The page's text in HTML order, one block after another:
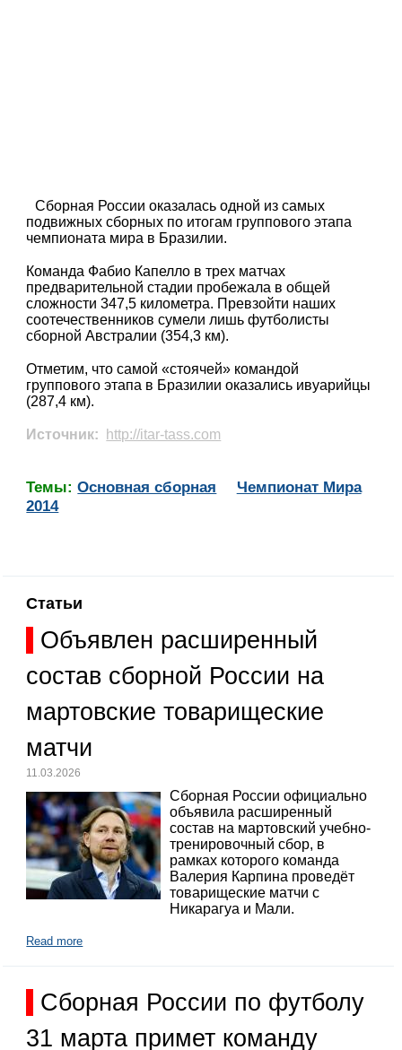
Сборная России оказалась одной из самых
подвижных сборных по итогам группового этапа
чемпионата мира в Бразилии.
Команда Фабио Капелло в трех матчах
предварительной стадии пробежала в общей
сложности 347,5 километра. Превзойти наших
соотечественников сумели лишь футболисты
сборной Австралии (354,3 км).
Отметим, что самой «стоячей» командой
группового этапа в Бразилии оказались ивуарийцы
(287,4 км).
Источник: http://itar-tass.com
Темы:Основная сборная
Чемпионат Мира
2014
Статьи
Объявлен расширенный
состав сборной России на
мартовские товарищеские
матчи
11.03.2026
Сборная России официально
объявила расширенный
состав на мартовский учебно-
тренировочный сбор, в
рамках которого команда
Валерия Карпина проведёт
товарищеские матчи с
Никарагуа и Мали.
Read more
Сборная России по футболу
31 марта примет команду